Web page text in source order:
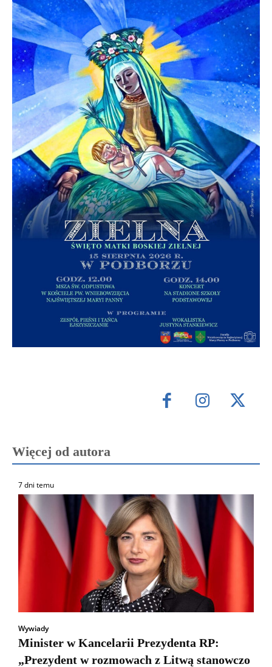
Więcej od autora
7 dni temu
Wywiady
Minister w Kancelarii Prezydenta RP:
„Prezydent w rozmowach z Litwą stanowczo